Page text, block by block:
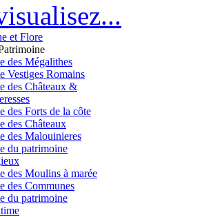
et Flore
des Mégalithes
Vestiges Romains
des Châteaux &
des Forts de la côte
des Châteaux
des Malouinieres
du patrimoine
des Moulins à marée
des Communes
du patrimoine